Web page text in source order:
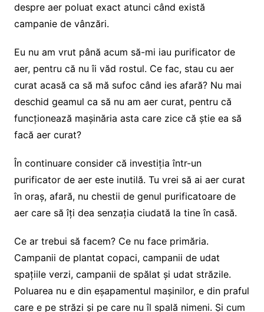
despre aer poluat exact atunci când există
campanie de vânzări.
Eu nu am vrut până acum să-mi iau purificator de
aer, pentru că nu îi văd rostul. Ce fac, stau cu aer
curat acasă ca să mă sufoc când ies afară? Nu mai
deschid geamul ca să nu am aer curat, pentru că
funcționează mașinăria asta care zice că știe ea să
facă aer curat?
În continuare consider că investiția într-un
purificator de aer este inutilă. Tu vrei să ai aer curat
în oraș, afară, nu chestii de genul purificatoare de
aer care să îți dea senzația ciudată la tine în casă.
Ce ar trebui să facem? Ce nu face primăria.
Campanii de plantat copaci, campanii de udat
spațiile verzi, campanii de spălat și udat străzile.
Poluarea nu e din eșapamentul mașinilor, e din praful
care e pe străzi și pe care nu îl spală nimeni. Și cum